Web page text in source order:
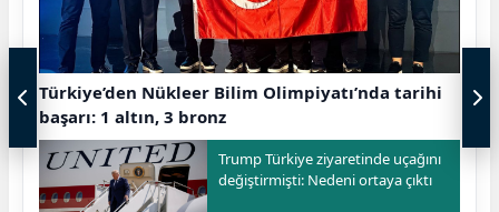
Türkiye’den Nükleer Bilim Olimpiyatı’nda tarihi
başarı: 1 altın, 3 bronz
Trump Türkiye ziyaretinde uçağını
değiştirmişti: Nedeni ortaya çıktı